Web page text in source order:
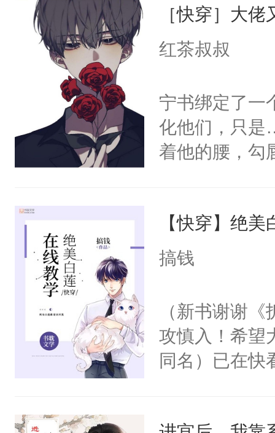
［快穿］大
红茶叔叔
宁书绑定了一
化他们，只是
着他的腰，勾
来，给老公
用力——为你
【快穿】绝
搞钱
（新书谢谢
攻慎入！希望
同名）已在快